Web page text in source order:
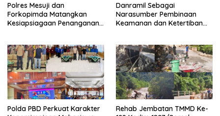
Polres Mesuji dan
Forkopimda Matangkan
Kesiapsiagaan Penanganan
Danramil Sebagai
Narasumber Pembinaan
Keamanan dan Ketertiban
Polda PBD Perkuat Karakter
Rehab Jembatan TMMD Ke-